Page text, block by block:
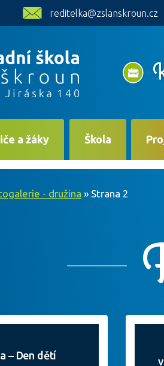
reditelka@zslanskroun.cz
a žáky Škola
- družina » Strana 2
– Den dětí